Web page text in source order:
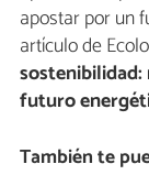
apostar por un
artículo de
futuro
También te